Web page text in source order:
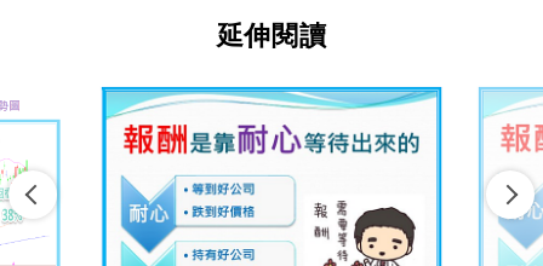
延伸閱讀